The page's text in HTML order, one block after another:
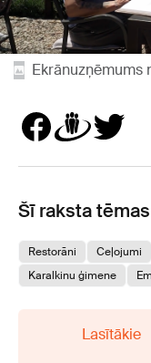
Ekrānuzņēmums
Šī raksta tēmas
Restorāni Ceļojumi
Karalkinu ģimene
Lasītākie